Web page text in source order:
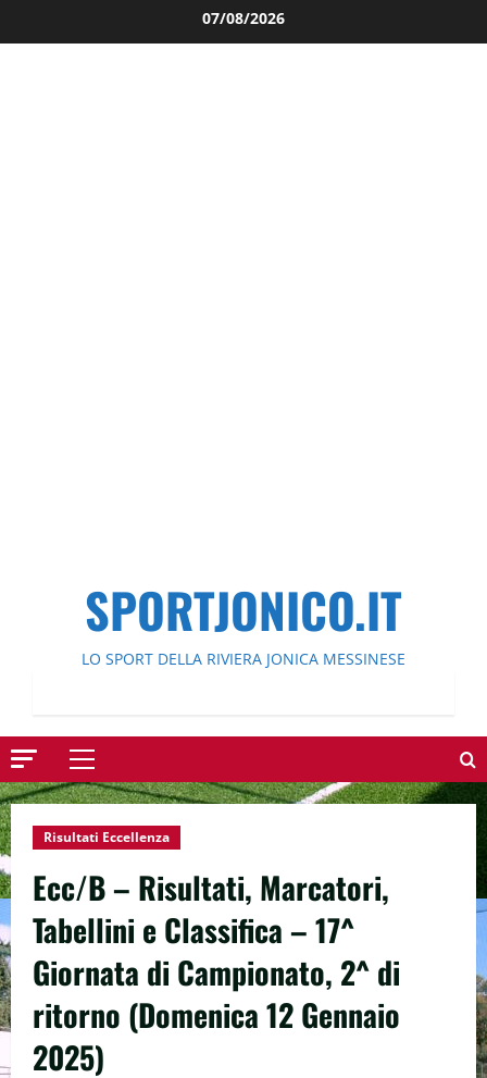
al
07/08/2026
SPORTJONICO.IT
LO SPORT DELLA RIVIERA JONICA MESSINESE
Menu
principale
Risultati Eccellenza
Ecc/B – Risultati, Marcatori,
Tabellini e Classifica – 17^
Giornata di Campionato, 2^ di
ritorno (Domenica 12 Gennaio
2025)